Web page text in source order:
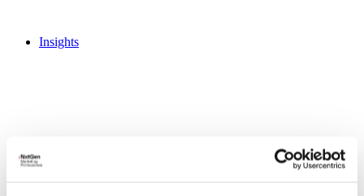
Insights
Activities